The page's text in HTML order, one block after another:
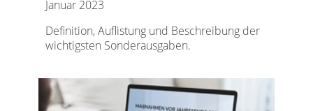
Januar 2023
Definition, Auflistung und Beschreibung der
wichtigsten Sonderausgaben.